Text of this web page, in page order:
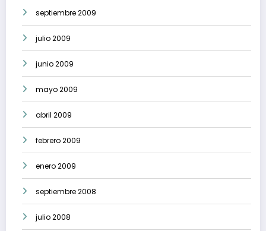
septiembre 2009
julio 2009
junio 2009
mayo 2009
abril 2009
febrero 2009
enero 2009
septiembre 2008
julio 2008